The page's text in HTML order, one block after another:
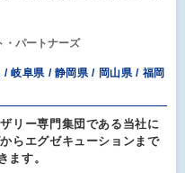
・パートナーズ
岐阜県 / 静岡県 / 岡山県 / 福岡
リー専門集団である当社に
らエグゼキューションまで
ます。